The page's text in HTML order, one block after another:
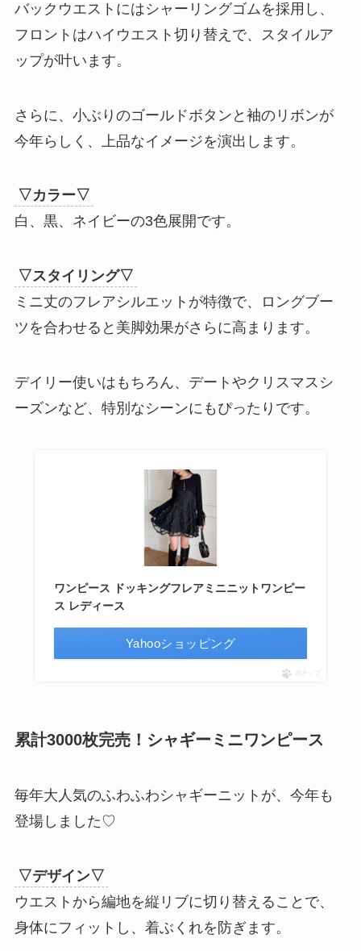
バックウエストにはシャーリングゴムを採用し、
フロントはハイウエスト切り替えで、スタイルア
ップが叶います。
さらに、小ぶりのゴールドボタンと袖のリボンが
今年らしく、上品なイメージを演出します。
▽カラー▽
白、黒、ネイビーの3色展開です。
▽スタイリング▽
ミニ丈のフレアシルエットが特徴で、ロングブー
ツを合わせると美脚効果がさらに高まります。
デイリー使いはもちろん、デートやクリスマスシ
ーズンなど、特別なシーンにもぴったりです。
ワンピース ドッキングフレアミニニットワンピー
ス レディース
Yahooショッピング
ポチップ
累計3000枚完売！シャギーミニワンピース
毎年大人気のふわふわシャギーニットが、今年も
登場しました♡
▽デザイン▽
ウエストから編地を縦リブに切り替えることで、
身体にフィットし、着ぶくれを防ぎます。